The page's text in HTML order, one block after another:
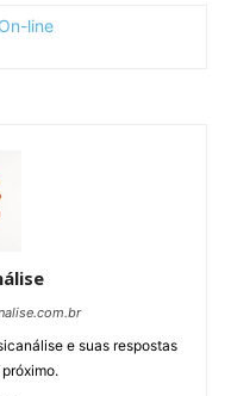
e suas respostas